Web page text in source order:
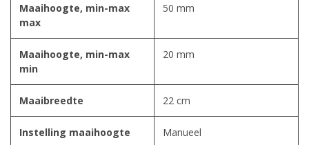
Maaihoogte, min-max
max
50 mm
Maaihoogte, min-max
min
20 mm
Maaibreedte 22 cm
Instelling maaihoogte Manueel